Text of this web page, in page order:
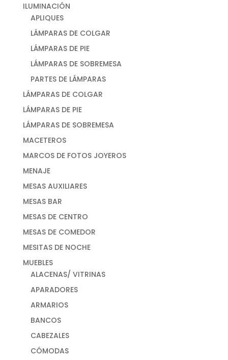
ILUMINACIÓN
APLIQUES
LÁMPARAS DE COLGAR
LÁMPARAS DE PIE
LÁMPARAS DE SOBREMESA
PARTES DE LÁMPARAS
LÁMPARAS DE COLGAR
LÁMPARAS DE PIE
LÁMPARAS DE SOBREMESA
MACETEROS
MARCOS DE FOTOS JOYEROS
MENAJE
MESAS AUXILIARES
MESAS BAR
MESAS DE CENTRO
MESAS DE COMEDOR
MESITAS DE NOCHE
MUEBLES
ALACENAS/ VITRINAS
APARADORES
ARMARIOS
BANCOS
CABEZALES
CÓMODAS